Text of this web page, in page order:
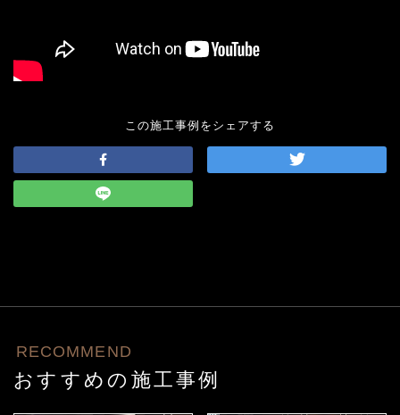
この施工事例をシェアする
RECOMMEND
おすすめの施工事例